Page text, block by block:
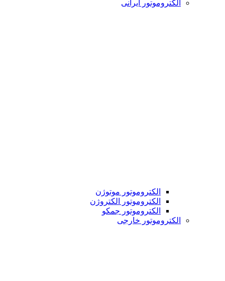
الکتروموتور ایرانی
الکتروموتور موتوژن
الکتروموتور الکتروژن
الکتروموتور جمکو
الکتروموتور خارجی